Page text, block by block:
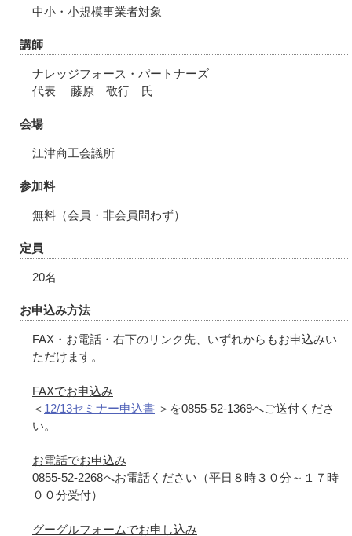
中小・小規模事業者対象
講師
ナレッジフォース・パートナーズ
代表 藤原 敬行 氏
会場
江津商工会議所
参加料
無料（会員・非会員問わず）
定員
20名
お申込み方法
FAX・お電話・右下のリンク先、いずれからもお申込みい
ただけます。
FAXでお申込み
＜ 12/13セミナー申込書 ＞を0855-52-1369へご送付くださ
い。
お電話でお申込み
0855-52-2268へお電話ください（平日８時３０分～１７時
００分受付）
グーグルフォームでお申し込み